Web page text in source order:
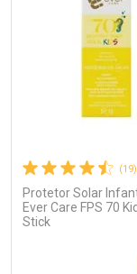
(19)
Protetor Solar
Ever Care FPS 70
Stick